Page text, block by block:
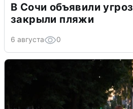
В Сочи объявили
закрыли пляжи
6 августа 0